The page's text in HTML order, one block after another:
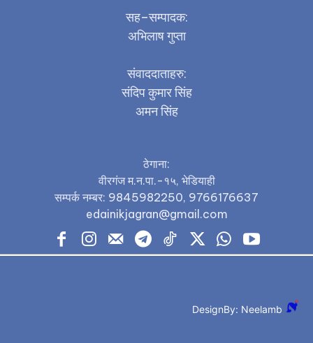
सह–सम्पादक:
अभिलाष गुप्ता
संवाददाताहरु:
संदिप कुमार सिंह
अमन सिंह
ठेगाना:
वीरगंज म.न.पा.-१५, भेडियाही
सम्पर्क नम्बर: 9845982250, 9766176637
edainikjagran@gmail.com
DesignBy: Neelamb